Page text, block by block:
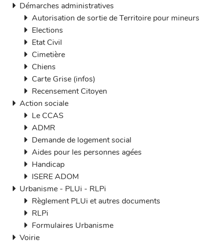
Démarches administratives
Autorisation de sortie de Territoire pour mineurs
Elections
Etat Civil
Cimetière
Chiens
Carte Grise (infos)
Recensement Citoyen
Action sociale
Le CCAS
ADMR
Demande de logement social
Aides pour les personnes agées
Handicap
ISERE ADOM
Urbanisme - PLUi - RLPi
Règlement PLUi et autres documents
RLPi
Formulaires Urbanisme
Voirie